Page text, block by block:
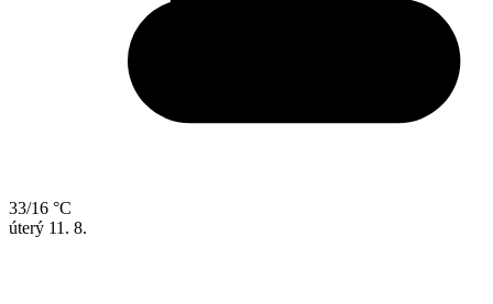
33/16 °C
úterý 11. 8.